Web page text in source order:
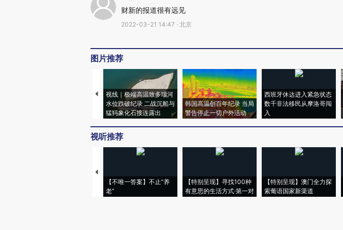
财新的报道很有远见
2022-03-21 14:47 · 北京
图片推荐
视线｜极端高温致多瑙河
水位跌破纪录 二战沉船与
猛犸象化石接连露出
韩国高温创百年纪录 当局
警告停止一切户外活动
西班牙休达进入紧急状态
数千非法移民从摩洛哥闯
入
视听推荐
【不唯一答案】不止“养
老”
【特别呈现】寻找100种
有意思的生活方式·第一对
【特别呈现】澳门全力探
索葡语国家新渠道